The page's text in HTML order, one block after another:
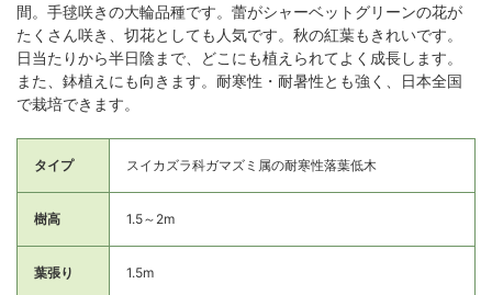
間。手毬咲きの大輪品種です。蕾がシャーベットグリーンの花が
たくさん咲き、切花としても人気です。秋の紅葉もきれいです。
日当たりから半日陰まで、どこにも植えられてよく成長します。
また、鉢植えにも向きます。耐寒性・耐暑性とも強く、日本全国
で栽培できます。
タイプ スイカズラ科ガマズミ属の耐寒性落葉低木
樹高 1.5～2m
葉張り 1.5m